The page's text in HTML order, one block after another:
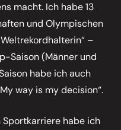
macht. Ich habe 13
und Olympischen
–
Saison (Männer und
habe ich auch
way is my decision“.
habe ich